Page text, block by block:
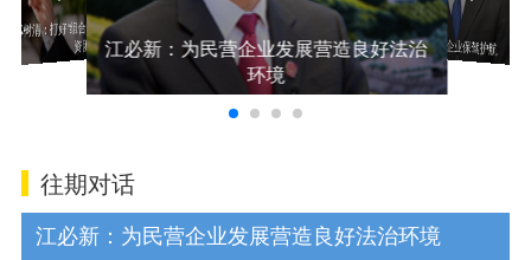
郭树清：打好“组合拳”纾解民营企业融
资困境 江必新：为民营企业发展营造良好法治
环境
苗圩：为中小企业保驾护航
往期对话
江必新：为民营企业发展营造良好法治环境